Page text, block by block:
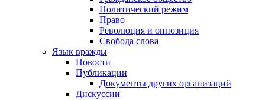
Политический режим
Право
Революция и оппозиция
Свобода слова
Язык вражды
Новости
Публикации
Документы других организаций
Дискуссии